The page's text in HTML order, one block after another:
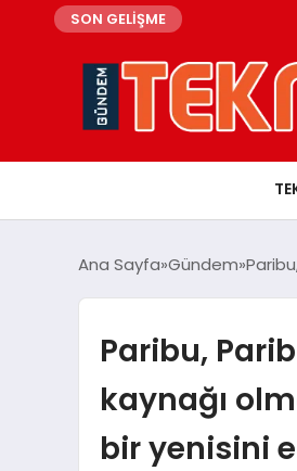
SON GELİŞME
Ana Sayfa Gündem
Paribu,
kaynağı
bir yenisini